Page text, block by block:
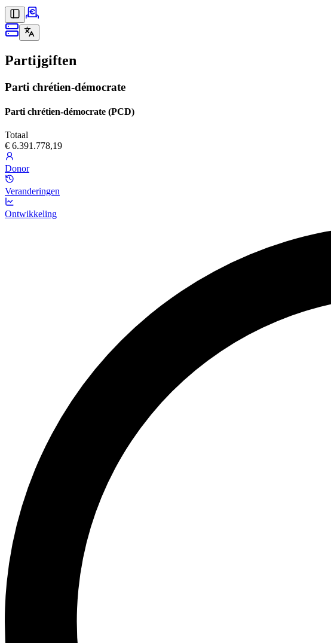
Partijgiften
Parti chrétien-démocrate
Parti chrétien-démocrate (PCD)
Totaal
€ 6.391.778,19
Donor
Veranderingen
Ontwikkeling